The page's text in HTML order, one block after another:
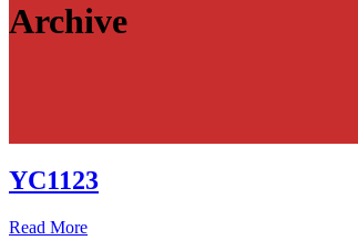
Archive
YC1123
Read More